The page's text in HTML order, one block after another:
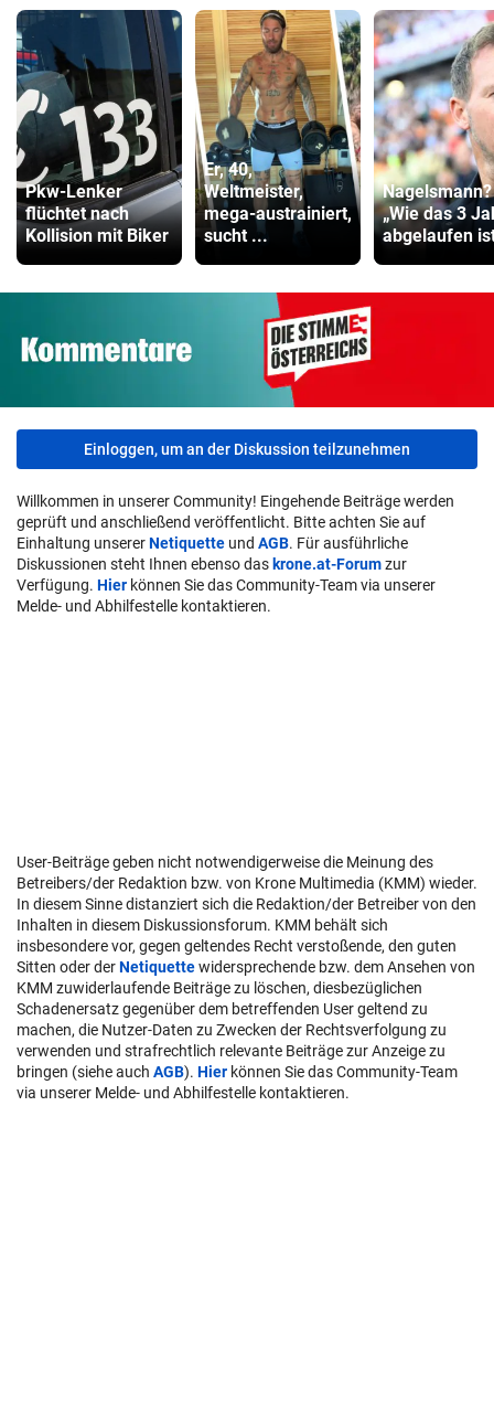
Pkw-Lenker
flüchtet nach
Kollision mit Biker
Er, 40,
Weltmeister,
mega-austrainiert,
sucht ...
Nagelsmann?
„Wie das 3
abgelaufen
Einloggen, um an der Diskussion teilzunehmen
Willkommen in unserer Community! Eingehende Beiträge werden
geprüft und anschließend veröffentlicht. Bitte achten Sie auf
Einhaltung unsererNetiquette und AGB. Für ausführliche
Diskussionen steht Ihnen ebenso das krone.at-Forumzur
Verfügung. Hier können Sie das Community-Team via unserer
Melde- und Abhilfestelle kontaktieren.
User-Beiträge geben nicht notwendigerweise die Meinung des
Betreibers/der Redaktion bzw. von Krone Multimedia (KMM) wieder.
In diesem Sinne distanziert sich die Redaktion/der Betreiber von den
Inhalten in diesem Diskussionsforum. KMM behält sich
insbesondere vor, gegen geltendes Recht verstoßende, den guten
Sitten oder derNetiquettewidersprechende bzw. dem Ansehen von
KMM zuwiderlaufende Beiträge zu löschen, diesbezüglichen
Schadenersatz gegenüber dem betreffenden User geltend zu
machen, die Nutzer-Daten zu Zwecken der Rechtsverfolgung zu
verwenden und strafrechtlich relevante Beiträge zur Anzeige zu
bringen (siehe auch AGB). Hier können Sie das Community-Team
via unserer Melde- und Abhilfestelle kontaktieren.